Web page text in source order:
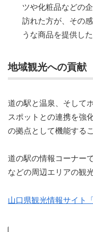
ツや化粧品などの
訪れた方が、その
うな商品を提供し
地域観光への貢献
道の駅と温泉、そして
スポットとの連携を強
の拠点として機能する
道の駅の情報コーナー
などの周辺エリアの観
山口県観光情報サイト